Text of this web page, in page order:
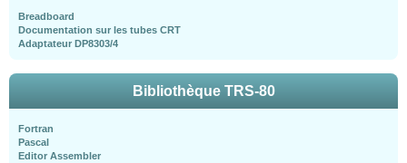
Breadboard
Documentation sur les tubes CRT
Adaptateur DP8303/4
Bibliothèque TRS-80
Fortran
Pascal
Editor Assembler